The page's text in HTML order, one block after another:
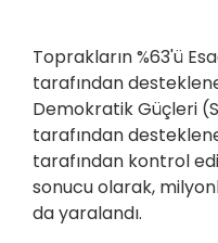
Toprakların %63'ü
tarafından
Demokratik Güçleri
tarafından
tarafından kontrol
sonucu olarak,
da yaralandı.